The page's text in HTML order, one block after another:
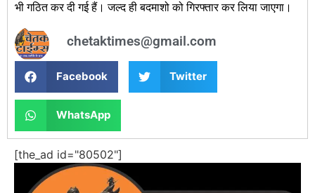
भी गठित कर दी गई हैं। जल्द ही बदमाशो को गिरफ्तार कर लिया जाएगा।
chetaktimes@gmail.com
Facebook Twitter
WhatsApp
[the_ad id="80502"]